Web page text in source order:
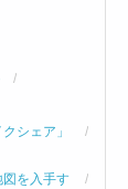
シェア」
図を入手す